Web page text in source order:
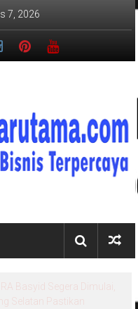
7, 2026
Basyid Segera Dimulai,
Selatan Pastikan